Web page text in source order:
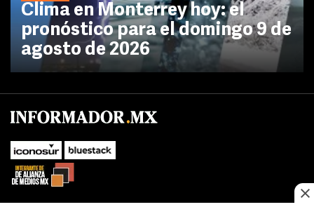
Clima en Monterrey hoy: el
pronóstico para el domingo 9 de
agosto de 2026